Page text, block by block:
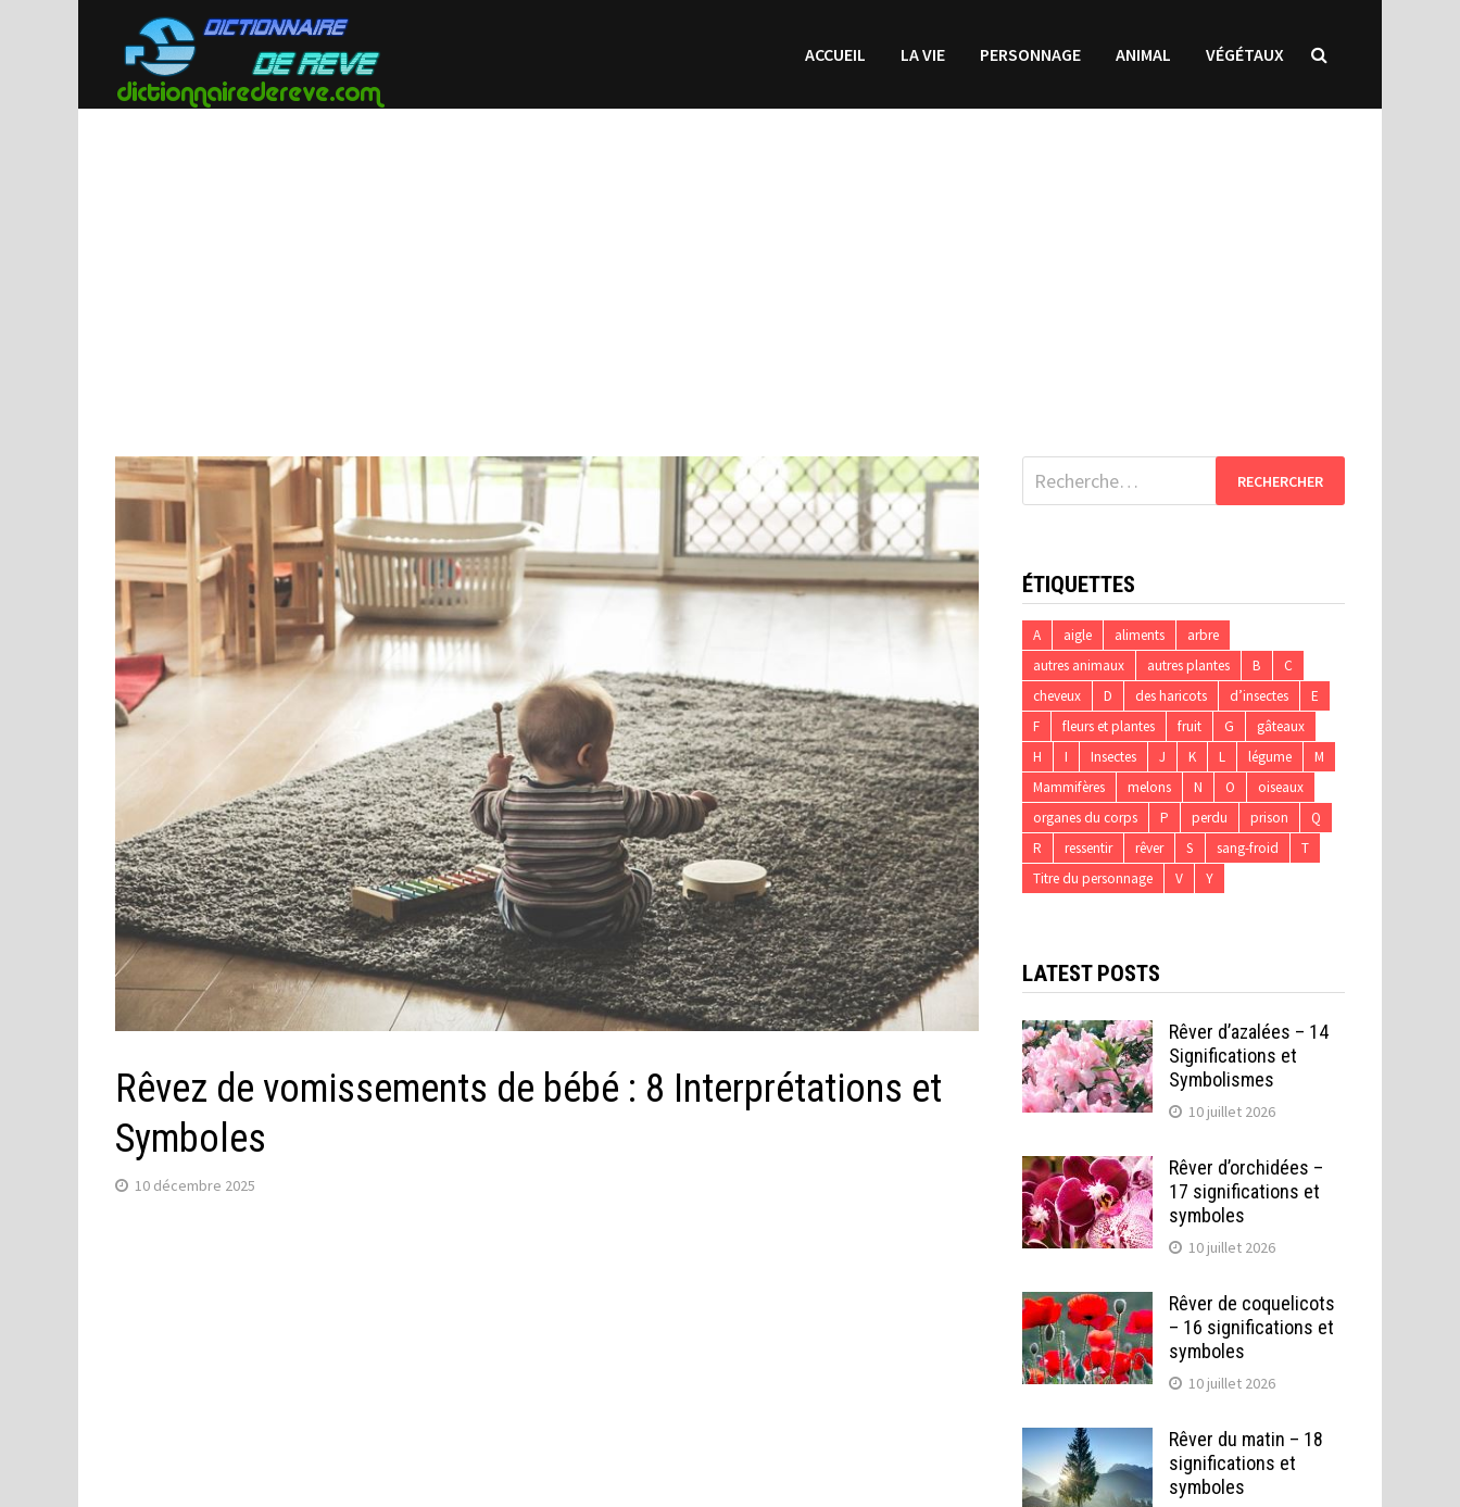
contenu
ACCUEIL LA VIE PERSONNAGE ANIMAL VÉGÉTAUX
Rêvez de vomissements de bébé : 8 Interprétations et
Symboles
10 décembre 2025
Rechercher :
ÉTIQUETTES
A aigle aliments
arbre
autres animaux
autres plantes B
C
cheveux
D des haricots d’insectes
E
F
fleurs et plantes fruit G
gâteaux
H
I Insectes J K L légume
M
Mammifères
melons N O
oiseaux
organes du corps
P perdu prison
Q
R
ressentir rêver S sang-froid
T
Titre du personnage
V Y
LATEST POSTS
Rêver d’azalées – 14
Significations et
Symbolismes
10 juillet 2026
Rêver d’orchidées –
17 significations et
symboles
10 juillet 2026
Rêver de coquelicots
– 16 significations et
symboles
10 juillet 2026
Rêver du matin – 18
significations et
symboles